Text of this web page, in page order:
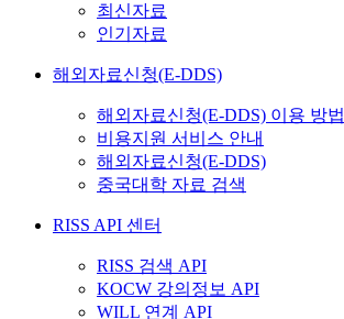
최신자료
인기자료
해외자료신청(E-DDS)
해외자료신청(E-DDS) 이용 방법
비용지원 서비스 안내
해외자료신청(E-DDS)
중국대학 자료 검색
RISS API 센터
RISS 검색 API
KOCW 강의정보 API
WILL 연계 API